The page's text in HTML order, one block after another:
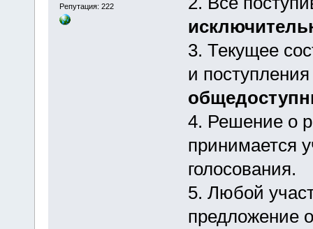
Репутация: 222
3. Текущее
и
4. Решение о
принимается
голосования.
5. Любой
предложение